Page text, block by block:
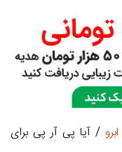
/ آیا پی آر پی برای